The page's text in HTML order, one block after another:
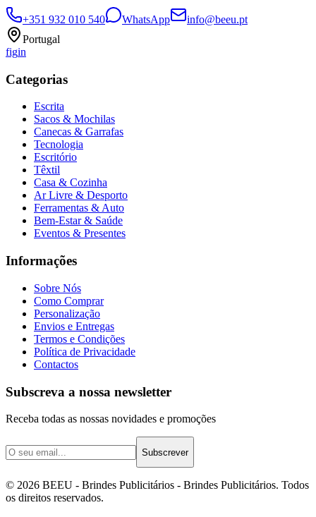
+351 932 010 540 WhatsApp
info@beeu.pt
Portugal
figin
Categorias
Escrita
Sacos & Mochilas
Canecas & Garrafas
Tecnologia
Escritório
Têxtil
Casa & Cozinha
Ar Livre & Desporto
Ferramentas & Auto
Bem-Estar & Saúde
Eventos & Presentes
Informações
Sobre Nós
Como Comprar
Personalização
Envios e Entregas
Termos e Condições
Política de Privacidade
Contactos
Subscreva a nossa newsletter
Receba todas as nossas novidades e promoções
Subscrever
© 2026 BEEU - Brindes Publicitários - Brindes Publicitários. Todos
os direitos reservados.